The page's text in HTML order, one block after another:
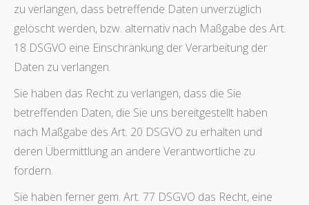
zu verlangen, dass betreffende Daten unverzüglich
gelöscht werden, bzw. alternativ nach Maßgabe des Art.
18 DSGVO eine Einschränkung der Verarbeitung der
Daten zu verlangen.
Sie haben das Recht zu verlangen, dass die Sie
betreffenden Daten, die Sie uns bereitgestellt haben
nach Maßgabe des Art. 20 DSGVO zu erhalten und
deren Übermittlung an andere Verantwortliche zu
fordern.
Sie haben ferner gem. Art. 77 DSGVO das Recht, eine